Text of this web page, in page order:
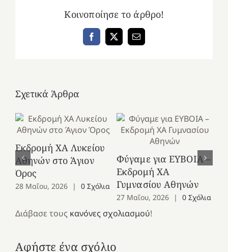
Κοινοποίησε το άρθρο!
Facebook
X Email
Σχετικά Άρθρα
Εκδρομή ΧΑ Λυκείου
Αθηνών στο Άγιον
Όρος
28 Μαΐου, 2026 | 0 Σχόλια
Φύγαμε για ΕΥΒΟΙΑ –
Εκδρομή ΧΑ
Γυμνασίου Αθηνών
27 Μαΐου, 2026 | 0 Σχόλια
Διάβασε τους κανόνες σχολιασμού!
Αφήστε ένα σχόλιο